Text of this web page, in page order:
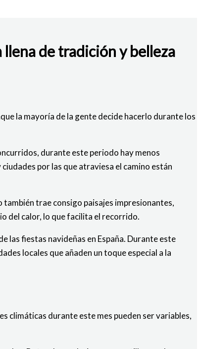
de tradición y belleza
la mayoría de la gente decide hacerlo durante los
durante este periodo hay menos
por las que atraviesa el camino están
también trae consigo paisajes impresionantes,
del calor, lo que facilita el recorrido.
las fiestas navideñas en España. Durante este
locales que añaden un toque especial a la
climáticas durante este mes pueden ser variables,